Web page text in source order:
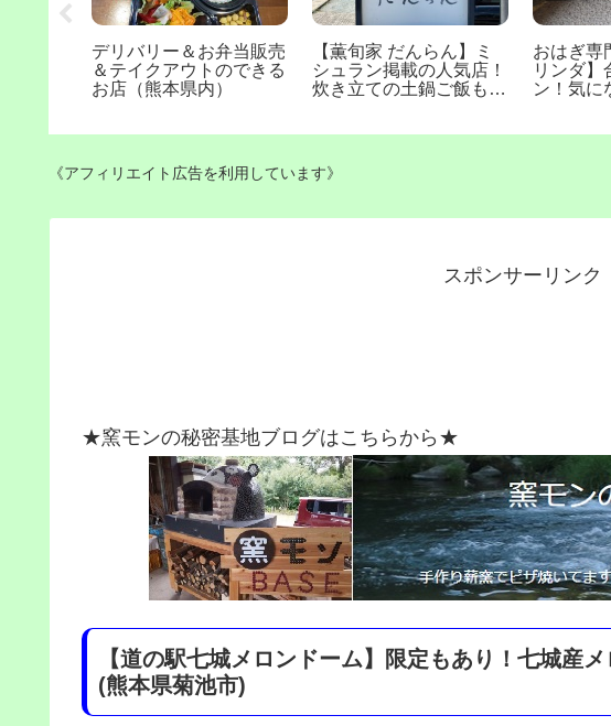
デリバリー＆お弁当販売
＆テイクアウトのできる
お店（熊本県内）
【薫旬家 だんらん】ミ
シュラン掲載の人気店！
炊き立ての土鍋ご飯も魅
おはぎ専
リンダ】
ン！気に
《アフィリエイト広告を利用しています》
スポンサーリンク
★窯モンの秘密基地ブログはこちらから★
【道の駅七城メロンドーム】限定もあり！七城産
(熊本県菊池市)